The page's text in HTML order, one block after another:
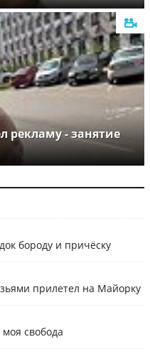
рекламу - занятие
бороду и причёску
прилетел на Майорку
свобода